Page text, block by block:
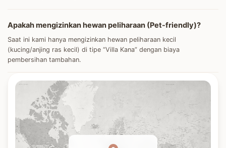
Apakah mengizinkan hewan peliharaan (Pet-friendly)?
Saat ini kami hanya mengizinkan hewan peliharaan kecil
(kucing/anjing ras kecil) di tipe “Villa Kana” dengan biaya
pembersihan tambahan.